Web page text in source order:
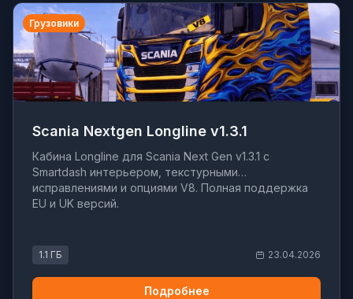
Грузовики
Scania Nextgen Longline v1.3.1
Кабина Longline для Scania Next Gen v1.3.1 с
Smartdash интерьером, текстурными
исправлениями и опциями V8. Полная поддержка
EU и UK версий.
1.1 ГБ 23.04.2026
Подробнее